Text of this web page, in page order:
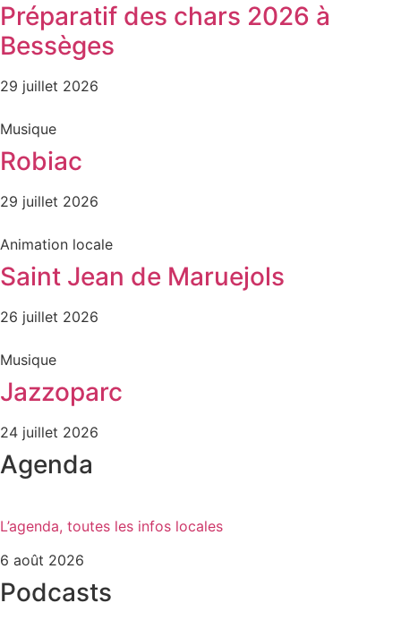
Préparatif des chars 2026 à
Bessèges
29 juillet 2026
Musique
Robiac
29 juillet 2026
Animation locale
Saint Jean de Maruejols
26 juillet 2026
Musique
Jazzoparc
24 juillet 2026
Agenda
L’agenda, toutes les infos locales
6 août 2026
Podcasts